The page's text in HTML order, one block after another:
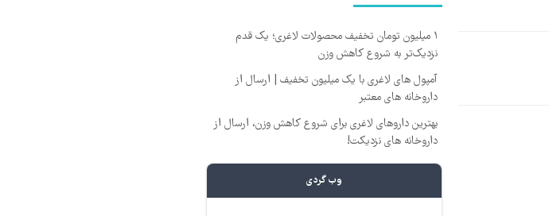
۱ میلیون تومان تخفیف محصولات لاغری؛ یک قدم
نزدیک‌تر به شروع کاهش وزن
آمپول های لاغری با یک میلیون تخفیف | ارسال از
داروخانه های معتبر
بهترین داروهای لاغری برای شروع کاهش وزن، ارسال از
داروخانه های نزدیکت!
وب گردی